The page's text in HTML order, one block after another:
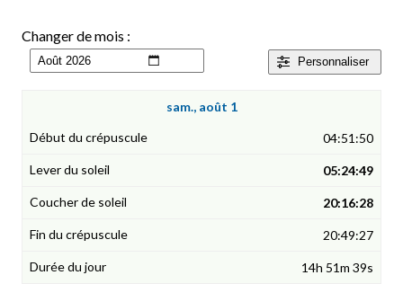
Personnaliser
Changer de mois :
sam., août 1
04:51:50
05:24:49
20:16:28
20:49:27
14h 51m 39s